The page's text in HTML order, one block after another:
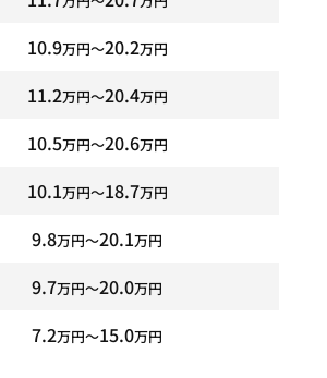
10.9万円〜20.2万円
11.2万円〜20.4万円
10.5万円〜20.6万円
10.1万円〜18.7万円
9.8万円〜20.1万円
9.7万円〜20.0万円
7.2万円〜15.0万円